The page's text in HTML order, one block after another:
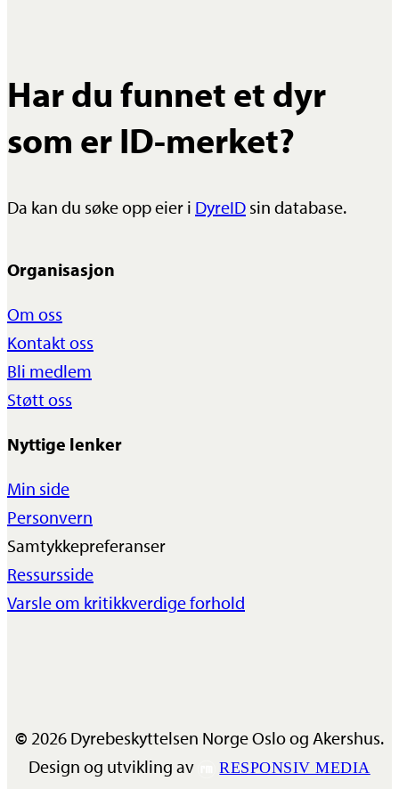
Har du funnet et dyr
som er ID-merket?
Da kan du søke opp eier i DyreID sin database.
Organisasjon
Om oss
Kontakt oss
Bli medlem
Støtt oss
Nyttige lenker
Min side
Personvern
Samtykkepreferanser
Ressursside
Varsle om kritikkverdige forhold
© 2026 Dyrebeskyttelsen Norge Oslo og Akershus.
Design og utvikling av
RESPONSIV MEDIA